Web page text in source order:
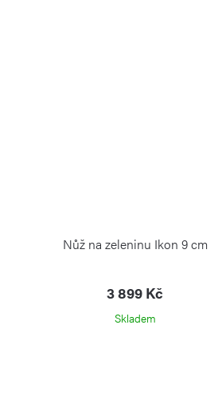
Nůž na zeleninu Ikon 9 cm
3 899 Kč
Skladem